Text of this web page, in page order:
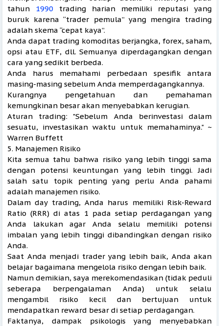
tahun 1990 trading harian memiliki reputasi yang
buruk karena “trader pemula” yang mengira trading
adalah skema “cepat kaya”.
Anda dapat trading komoditas berjangka, forex, saham,
opsi atau ETF, dll. Semuanya diperdagangkan dengan
cara yang sedikit berbeda.
Anda harus memahami perbedaan spesifik antara
masing-masing sebelum Anda memperdagangkannya.
Kurangnya pengetahuan dan pemahaman
kemungkinan besar akan menyebabkan kerugian.
Aturan trading: "Sebelum Anda berinvestasi dalam
sesuatu, investasikan waktu untuk memahaminya." ~
Warren Buffett
5. Manajemen Risiko
Kita semua tahu bahwa risiko yang lebih tinggi sama
dengan potensi keuntungan yang lebih tinggi. Jadi
salah satu topik penting yang perlu Anda pahami
adalah manajemen risiko.
Dalam day trading, Anda harus memiliki Risk-Reward
Ratio (RRR) di atas 1 pada setiap perdagangan yang
Anda lakukan agar Anda selalu memiliki potensi
imbalan yang lebih tinggi dibandingkan dengan risiko
Anda.
Saat Anda menjadi trader yang lebih baik, Anda akan
belajar bagaimana mengelola risiko dengan lebih baik.
Namun demikian, saya merekomendasikan (tidak peduli
seberapa berpengalaman Anda) untuk selalu
mengambil risiko kecil dan bertujuan untuk
mendapatkan reward besar di setiap perdagangan.
Faktanya, dampak psikologis yang menyebabkan